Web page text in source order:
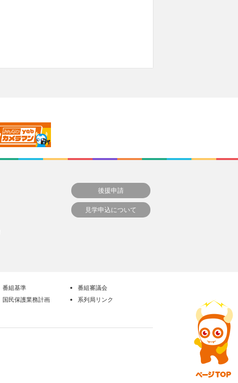
後援申請
見学申込について
番組基準
番組審議会
国民保護業務計画
系列局リンク